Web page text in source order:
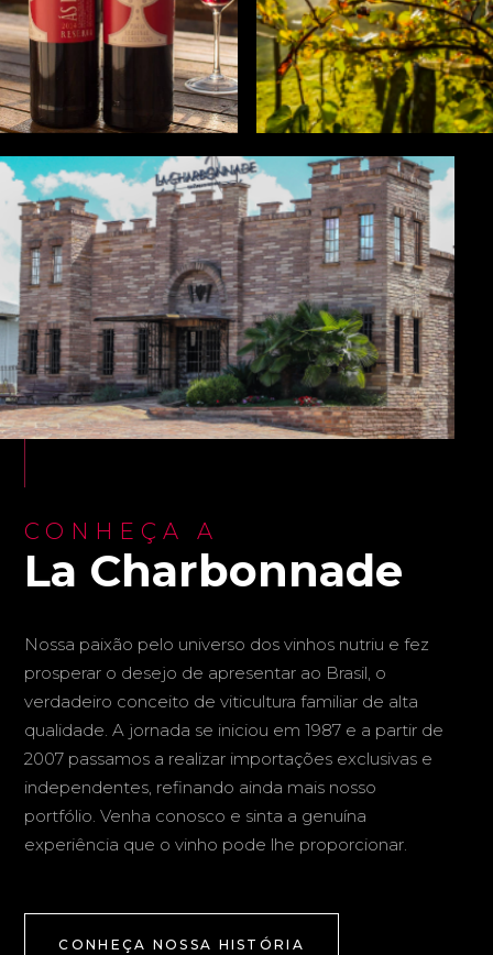
CONHEÇA A
La Charbonnade
Nossa paixão pelo universo dos vinhos nutriu e fez
prosperar o desejo de apresentar ao Brasil, o
verdadeiro conceito de viticultura familiar de alta
qualidade. A jornada se iniciou em 1987 e a partir de
2007 passamos a realizar importações exclusivas e
independentes, refinando ainda mais nosso
portfólio. Venha conosco e sinta a genuína
experiência que o vinho pode lhe proporcionar.
CONHEÇA NOSSA HISTÓRIA